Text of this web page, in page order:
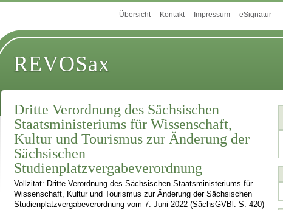
Übersicht Kontakt Impressum eSignatur
REVOSax
Dritte Verordnung des Sächsischen
Staatsministeriums für Wissenschaft,
Kultur und Tourismus zur Änderung der
Sächsischen
Studienplatzvergabeverordnung
Vollzitat: Dritte Verordnung des Sächsischen Staatsministeriums für
Wissenschaft, Kultur und Tourismus zur Änderung der Sächsischen
Studienplatzvergabeverordnung vom 7. Juni 2022 (SächsGVBl. S. 420)